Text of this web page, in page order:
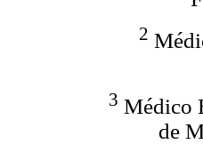
2
3 Médico
de